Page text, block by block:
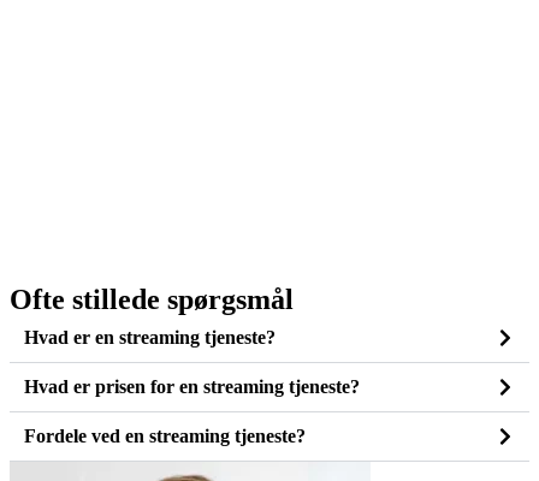
Ofte stillede spørgsmål
Hvad er en streaming tjeneste?
Hvad er prisen for en streaming tjeneste?
Fordele ved en streaming tjeneste?